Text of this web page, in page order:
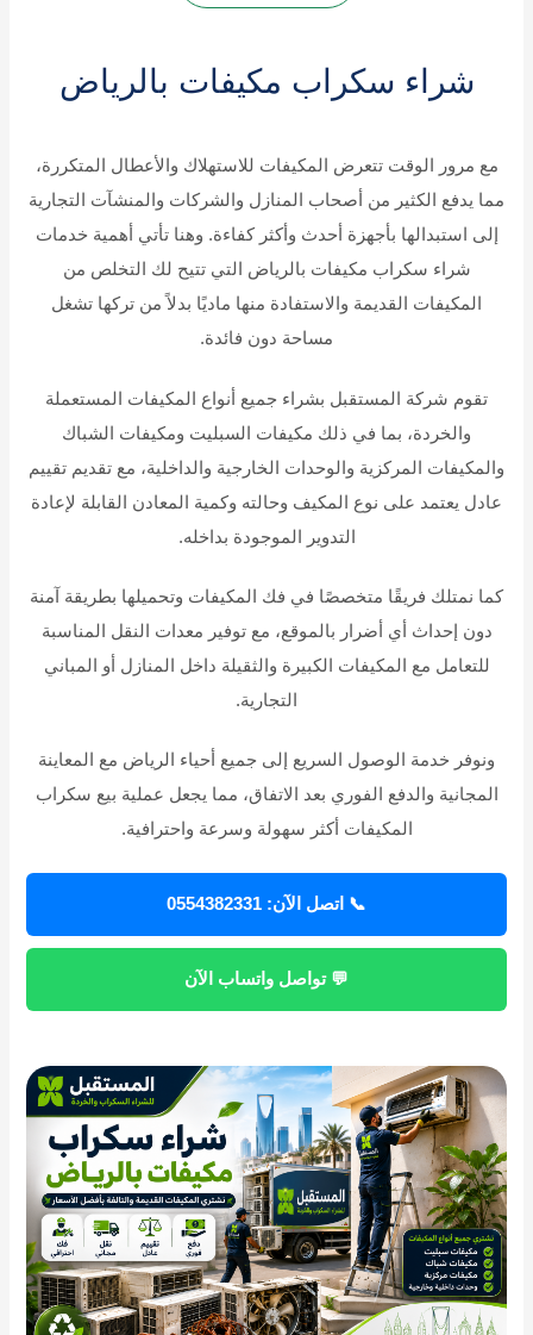
شراء سكراب مكيفات بالرياض
مع مرور الوقت تتعرض المكيفات للاستهلاك والأعطال المتكررة،
مما يدفع الكثير من أصحاب المنازل والشركات والمنشآت التجارية
إلى استبدالها بأجهزة أحدث وأكثر كفاءة. وهنا تأتي أهمية خدمات
شراء سكراب مكيفات بالرياض التي تتيح لك التخلص من
المكيفات القديمة والاستفادة منها ماديًا بدلاً من تركها تشغل
مساحة دون فائدة.
تقوم شركة المستقبل بشراء جميع أنواع المكيفات المستعملة
والخردة، بما في ذلك مكيفات السبليت ومكيفات الشباك
والمكيفات المركزية والوحدات الخارجية والداخلية، مع تقديم تقييم
عادل يعتمد على نوع المكيف وحالته وكمية المعادن القابلة لإعادة
التدوير الموجودة بداخله.
كما نمتلك فريقًا متخصصًا في فك المكيفات وتحميلها بطريقة آمنة
دون إحداث أي أضرار بالموقع، مع توفير معدات النقل المناسبة
للتعامل مع المكيفات الكبيرة والثقيلة داخل المنازل أو المباني
التجارية.
ونوفر خدمة الوصول السريع إلى جميع أحياء الرياض مع المعاينة
المجانية والدفع الفوري بعد الاتفاق، مما يجعل عملية بيع سكراب
المكيفات أكثر سهولة وسرعة واحترافية.
📞 اتصل الآن: 0554382331
💬 تواصل واتساب الآن